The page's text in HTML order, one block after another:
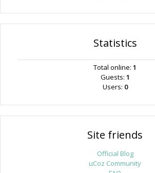
Statistics
Total online: 1
Guests: 1
Users: 0
Site friends
Official Blog
uCoz Community